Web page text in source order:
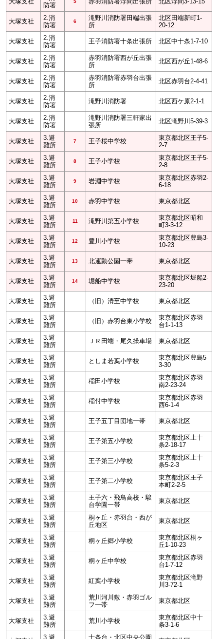
防署
大塚支社
2.消
防署
6
滝野川消防署田端出張
所
北区田端新町1-
20-12
大塚支社
2.消
防署
王子消防署十条出張所 北区中十条1-7-10
大塚支社
2.消
防署
赤羽消防署西が丘出張
所
北区西が丘1-48-6
大塚支社
2.消
防署
赤羽消防署赤羽台出張
所
北区赤羽台2-4-41
大塚支社
2.消
防署
滝野川消防署 北区西ケ原2-1-1
大塚支社
2.消
防署
滝野川消防署三軒家出
張所
北区滝野川5-39-3
大塚支社
3.避
難所
7 王子桜中学校
東京都北区王子5-
2-7
大塚支社
3.避
難所
8 王子小学校
東京都北区王子5-
2-8
大塚支社
3.避
難所
9 岩淵中学校
東京都北区赤羽2-
6-18
大塚支社
3.避
難所
10 赤羽中学校 東京都北区
大塚支社
3.避
難所
11 滝野川第五小学校
東京都北区昭和
町3-3-12
大塚支社
3.避
難所
12 豊川小学校
東京都北区豊島3-
10-23
大塚支社
3.避
難所
13 北運動公園一帯 東京都北区
大塚支社
3.避
難所
14 堀船中学校
東京都北区堀船2-
23-20
大塚支社
3.避
難所
（旧）清至中学校 東京都北区
大塚支社
3.避
難所
（旧）赤羽台東小学校
東京都北区赤羽
台1-1-13
大塚支社
3.避
難所
ＪＲ田端・尾久操車場 東京都北区
大塚支社
3.避
難所
としま若葉小学校
東京都北区豊島5-
3-30
大塚支社
3.避
難所
稲田小学校
東京都北区赤羽
南2-23-24
大塚支社
3.避
難所
稲付中学校
東京都北区赤羽
西6-1-4
大塚支社
3.避
難所
王子五丁目団地一帯 東京都北区
大塚支社
3.避
難所
王子第五小学校
東京都北区上十
条2-18-17
大塚支社
3.避
難所
王子第三小学校
東京都北区上十
条5-2-3
大塚支社
3.避
難所
王子第二小学校
東京都北区王子
本町2-2-5
大塚支社
3.避
難所
王子六・飛鳥高校・駿
台学園一帯
東京都北区
大塚支社
3.避
難所
桐ヶ丘・赤羽台・西が
丘地区
東京都北区
大塚支社
3.避
難所
桐ヶ丘郷小学校
東京都北区桐ヶ
丘1-10-23
大塚支社
3.避
難所
桐ヶ丘中学校
東京都北区赤羽
台1-7-12
大塚支社
3.避
難所
紅葉小学校
東京都北区滝野
川3-72-1
大塚支社
3.避
難所
荒川河川敷・赤羽ゴル
フ一帯
東京都北区
大塚支社
3.避
難所
荒川小学校
東京都北区中十
条3-1-6
3.避 十条台・北区中央公園